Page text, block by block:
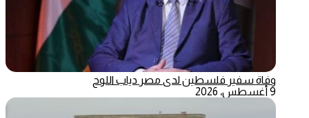
وفاة سفير فلسطين لدى مصر دياب اللوح
9 أغسطس، 2026